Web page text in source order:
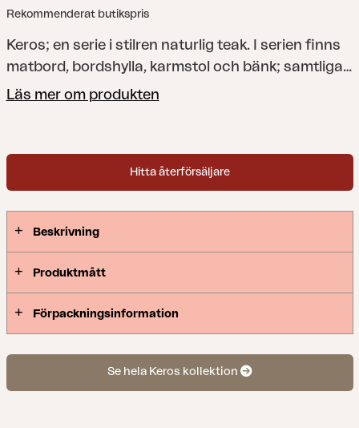
Rekommenderat butikspris
Keros; en serie i stilren naturlig teak. I serien finns
matbord, bordshylla, karmstol och bänk; samtliga
med samma stiliga och mjuka form på brädor.
Läs mer om produkten
Hitta återförsäljare
Beskrivning
Produktmått
Förpackningsinformation
Se hela Keros kollektion